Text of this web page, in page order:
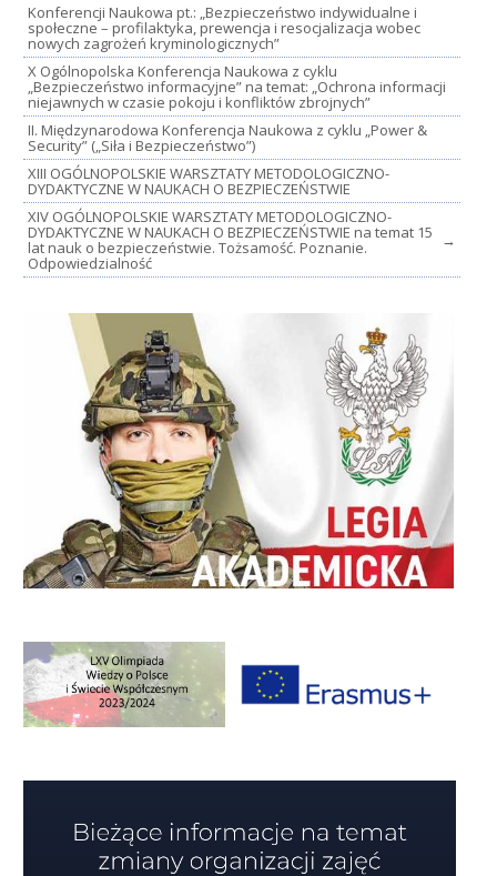
Konferencji Naukowa pt.: „Bezpieczeństwo indywidualne i
społeczne – profilaktyka, prewencja i resocjalizacja wobec
nowych zagrożeń kryminologicznych”
X Ogólnopolska Konferencja Naukowa z cyklu
„Bezpieczeństwo informacyjne” na temat: „Ochrona informacji
niejawnych w czasie pokoju i konfliktów zbrojnych”
II. Międzynarodowa Konferencja Naukowa z cyklu „Power &
Security” („Siła i Bezpieczeństwo”)
XIII OGÓLNOPOLSKIE WARSZTATY METODOLOGICZNO-
DYDAKTYCZNE W NAUKACH O BEZPIECZEŃSTWIE
XIV OGÓLNOPOLSKIE WARSZTATY METODOLOGICZNO-
DYDAKTYCZNE W NAUKACH O BEZPIECZEŃSTWIE na temat 15
lat nauk o bezpieczeństwie. Tożsamość. Poznanie.
Odpowiedzialność
→